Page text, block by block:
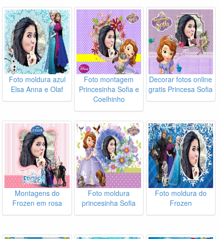
Foto moldura azul
Elsa Anna e Olaf
Foto montagem
Princesinha Sofia e
Coelhinho
Decorar fotos online
gratis Princesa Sofia
Montagens do
Frozen em rosa
Foto moldura
princesinha Sofia
Foto moldura do
Frozen